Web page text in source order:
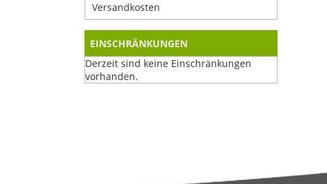
Versandkosten
EINSCHRÄNKUNGEN
Derzeit sind keine Einschränkungen
vorhanden.